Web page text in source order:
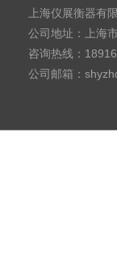
上海仪展衡器有
公司地址：上海
咨询热线：
公司邮箱：